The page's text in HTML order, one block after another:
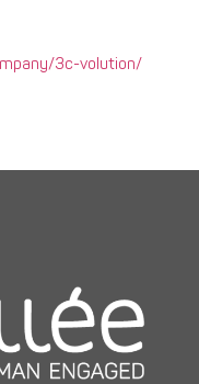
3c-volution/